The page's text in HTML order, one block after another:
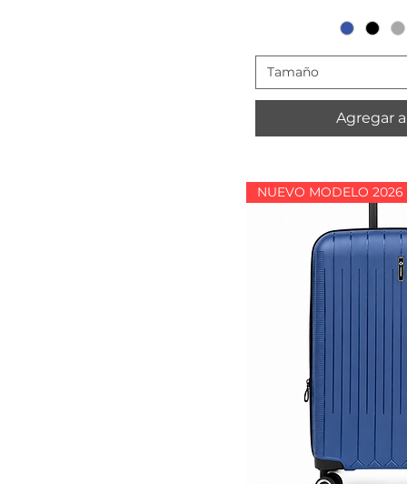
Tamaño
Agregar
NUEVO MODELO 2026